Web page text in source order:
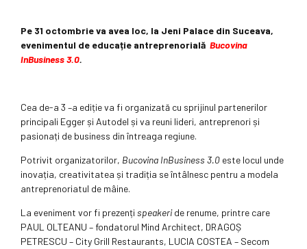
Pe 31 octombrie va avea loc, la Jeni Palace din Suceava,
evenimentul de educație antreprenorială Bucovina
InBusiness 3.0.
Cea de-a 3 –a ediție va fi organizată cu sprijinul partenerilor
principali Egger și Autodel și va reuni lideri, antreprenori și
pasionați de business din întreaga regiune.
Potrivit organizatorilor, Bucovina InBusiness 3.0 este locul unde
inovația, creativitatea și tradiția se întâlnesc pentru a modela
antreprenoriatul de mâine.
La eveniment vor fi prezenți speakeride renume, printre care
PAUL OLTEANU – fondatorul Mind Architect, DRAGOȘ
PETRESCU – City Grill Restaurants, LUCIA COSTEA – Secom